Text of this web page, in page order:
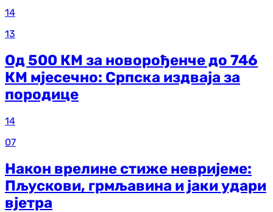
14
13
Од 500 КМ за новорођенче до 746
КМ мјесечно: Српска издваја за
породице
14
07
Након врелине стиже невријеме:
Пљускови, грмљавина и јаки удари
вјетра